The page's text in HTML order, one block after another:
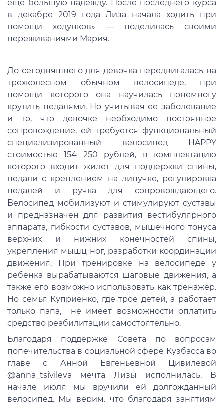
еще большую надежду. После последнего курса
в декабре 2019 года Лиза начала ходить при
помощи ходунков» — поделилась своими
переживаниями Мария.
До сегодняшнего для девочка передвигалась на
трехколесном обычном велосипеде, при
помощи которого она научилась понемногу
крутить педалями. Но учитывая ее заболевание
и то, что девочке необходимо постоянное
сопровождение, ей требуется функциональный
специализированный велосипед HAPPY
стоимостью 154 250 рублей, в комплектацию
которого входит жилет для поддержки спины,
педали с креплением на липучке, регулировка
педалей и ручка для сопровождающего.
Велосипед мобилизуют и стимулируют суставы
и предназначен для развития вестибулярного
аппарата, гибкости суставов, мышечного тонуса
верхних и нижних конечностей спины,
укрепления мышц ног, разработки координации
движения. При тренировке на велосипеде у
ребенка вырабатываются шаговые движения, а
также его возможно использовать как тренажер.
Но семья Куприенко, где трое детей, а работает
только папа, не имеет возможности оплатить
средство реабилитации самостоятельно.
Благодаря поддержке Совета по вопросам
попечительства в социальной сфере Кузбасса во
главе с Анной Евгеньевной Цивилевой
@anna_tsivileva мечта Лизы исполнилась. В
начале июля мы вручили ей долгожданный
велосипед. Мы верим, что благодаря занятиям